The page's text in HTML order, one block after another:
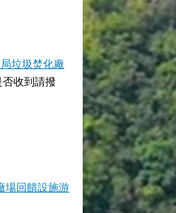
垃圾焚化廠
收到請撥
場回饋設施游